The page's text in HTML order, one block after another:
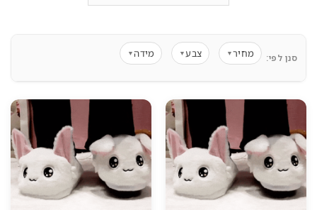
סנן לפי: מחיר▼ צבע▼ מידה▼